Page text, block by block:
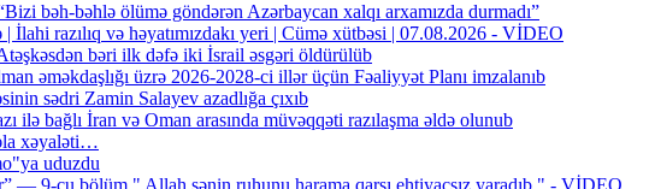
bəh-bəhlə ölümə göndərən Azərbaycan xalqı arxamızda durmadı”
İlahi razılıq və həyatımızdakı yeri | Cümə xütbəsi | 07.08.2026 - VİDEO
bəri ilk dəfə iki İsrail əsgəri öldürülüb
əməkdaşlığı üzrə 2026-2028-ci illər üçün Fəaliyyət Planı imzalanıb
sədri Zamin Salayev azadlığa çıxıb
ilə bağlı İran və Oman arasında müvəqqəti razılaşma əldə olunub
xəyaləti…
uduzdu